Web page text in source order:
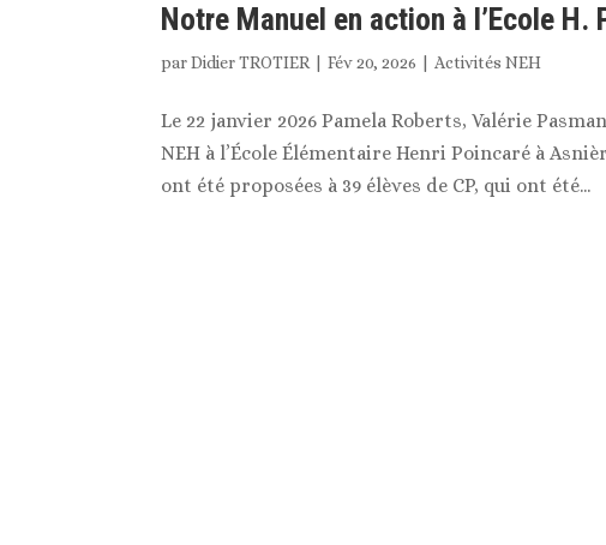
Notre Manuel en action à l’Ecole H.
parDidier TROTIER|Fév 20, 2026 |Activités NEH
Le 22 janvier 2026 Pamela Roberts, Valérie
NEH à l’École Élémentaire Henri Poincaré à
ont été proposées à 39 élèves de CP, qui ont été...